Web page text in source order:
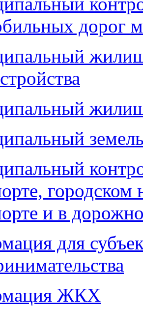
дорог
городском
и в
для
ЖКХ